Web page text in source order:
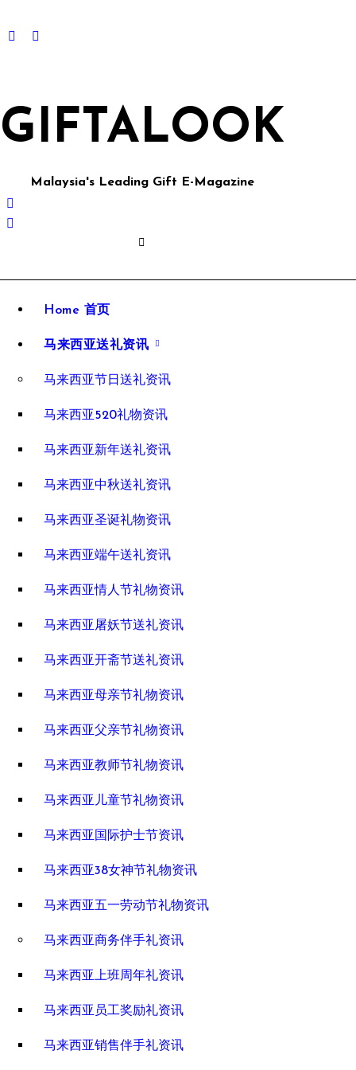
GIFTALOOK
Malaysia's Leading Gift E-Magazine
Home 首页
马来西亚送礼资讯
马来西亚节日送礼资讯
马来西亚520礼物资讯
马来西亚新年送礼资讯
马来西亚中秋送礼资讯
马来西亚圣诞礼物资讯
马来西亚端午送礼资讯
马来西亚情人节礼物资讯
马来西亚屠妖节送礼资讯
马来西亚开斋节送礼资讯
马来西亚母亲节礼物资讯
马来西亚父亲节礼物资讯
马来西亚教师节礼物资讯
马来西亚儿童节礼物资讯
马来西亚国际护士节资讯
马来西亚38女神节礼物资讯
马来西亚五一劳动节礼物资讯
马来西亚商务伴手礼资讯
马来西亚上班周年礼资讯
马来西亚员工奖励礼资讯
马来西亚销售伴手礼资讯